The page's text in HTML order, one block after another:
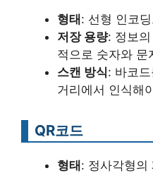
형태: 선형 인코
저장 용량: 정보
적으로 숫자와 문
스캔 방식: 바코
거리에서 인식해
QR코드
형태: 정사각형의